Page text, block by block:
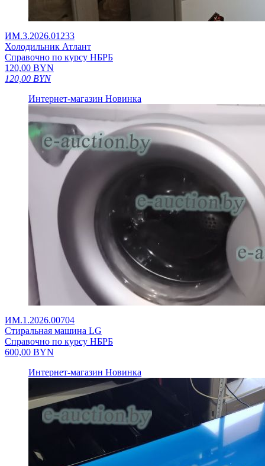
ИМ.3.2026.01233
Холодильник Атлант
Справочно по курсу НБРБ
120,00 BYN
120,00 BYN
Интернет-магазин Новинка
ИМ.1.2026.00704
Стиральная машина LG
Справочно по курсу НБРБ
600,00 BYN
Интернет-магазин Новинка